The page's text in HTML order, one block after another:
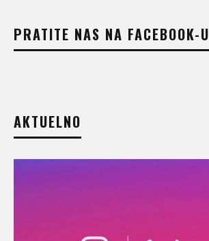
PRATITE NAS NA FACEBOOK-U
AKTUELNO